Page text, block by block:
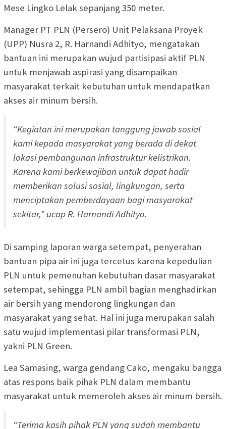
Mese Lingko Lelak sepanjang 350 meter.
Manager PT PLN (Persero) Unit Pelaksana Proyek
(UPP) Nusra 2, R. Harnandi Adhityo, mengatakan
bantuan ini merupakan wujud partisipasi aktif PLN
untuk menjawab aspirasi yang disampaikan
masyarakat terkait kebutuhan untuk mendapatkan
akses air minum bersih.
“Kegiatan ini merupakan tanggung jawab sosial
kami kepada masyarakat yang berada di dekat
lokasi pembangunan infrastruktur kelistrikan.
Karena kami berkewajiban untuk dapat hadir
memberikan solusi sosial, lingkungan, serta
menciptakan pemberdayaan bagi masyarakat
sekitar,” ucap R. Harnandi Adhityo.
Di samping laporan warga setempat, penyerahan
bantuan pipa air ini juga tercetus karena kepedulian
PLN untuk pemenuhan kebutuhan dasar masyarakat
setempat, sehingga PLN ambil bagian menghadirkan
air bersih yang mendorong lingkungan dan
masyarakat yang sehat. Hal ini juga merupakan salah
satu wujud implementasi pilar transformasi PLN,
yakni PLN Green.
Lea Samasing, warga gendang Cako, mengaku bangga
atas respons baik pihak PLN dalam membantu
masyarakat untuk memeroleh akses air minum bersih.
“Terima kasih pihak PLN yang sudah membantu